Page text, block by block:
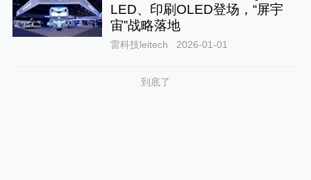
LED、印刷OLED登场，“屏宇
宙”战略落地
雷科技leitech 2026-01-01
到底了